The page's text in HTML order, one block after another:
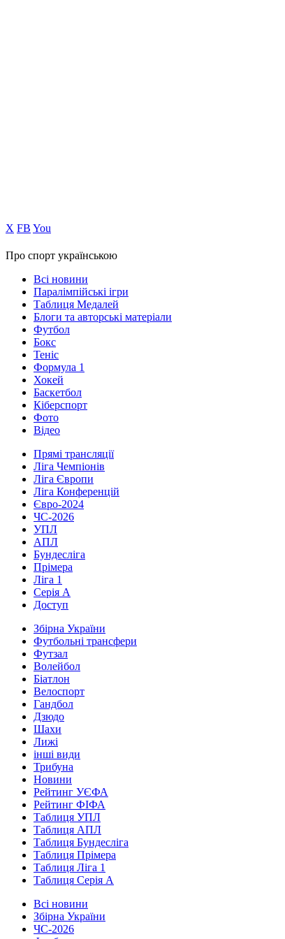
Х FB You
Про спорт українською
Всі новини
Паралімпійські ігри
Таблиця Медалей
Блоги та авторські матеріали
Футбол
Бокс
Теніс
Формула 1
Хокей
Баскетбол
Кіберспорт
Фото
Відео
Прямі трансляції
Ліга Чемпіонів
Ліга Європи
Ліга Конференцій
Євро-2024
ЧС-2026
УПЛ
АПЛ
Бундесліга
Прімера
Ліга 1
Серія А
Доступ
Збірна України
Футбольні трансфери
Футзал
Волейбол
Біатлон
Велоспорт
Гандбол
Дзюдо
Шахи
Лижі
інші види
Трибуна
Новини
Рейтинг УЄФА
Рейтинг ФІФА
Таблиця УПЛ
Таблиця АПЛ
Таблиця Бундесліга
Таблиця Прімера
Таблиця Ліга 1
Таблиця Серія А
Всі новини
Збірна України
ЧС-2026